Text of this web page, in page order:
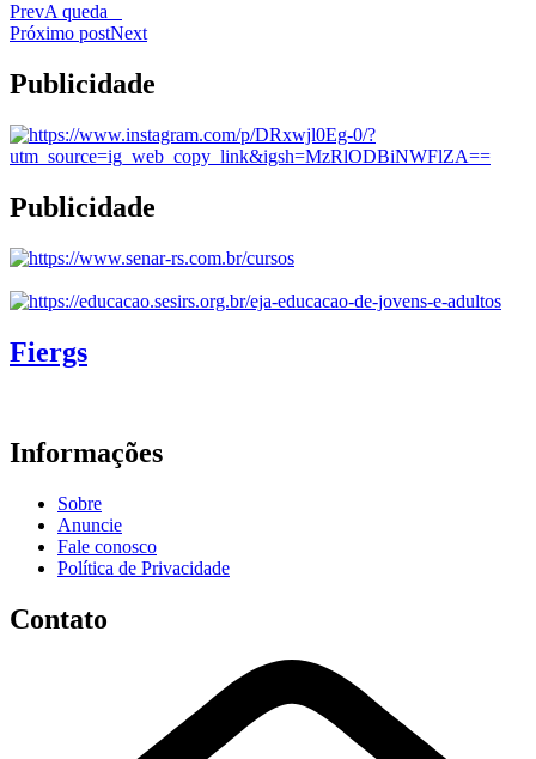
PrevA queda
Próximo postNext
Publicidade
Publicidade
Fiergs
Informações
Sobre
Anuncie
Fale conosco
Política de Privacidade
Contato